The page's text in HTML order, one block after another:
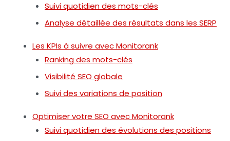
Suivi quotidien des mots-clés
Analyse détaillée des résultats dans les SERP
Les KPIs à suivre avec Monitorank
Ranking des mots-clés
Visibilité SEO globale
Suivi des variations de position
Optimiser votre SEO avec Monitorank
Suivi quotidien des évolutions des positions